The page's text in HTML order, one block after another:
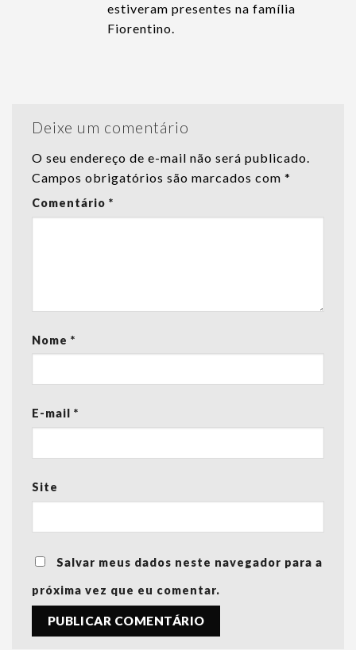
estiveram presentes na família
Fiorentino.
Deixe um comentário
O seu endereço de e-mail não será publicado.
Campos obrigatórios são marcados com *
Comentário *
Nome *
E-mail *
Site
Salvar meus dados neste navegador para a
próxima vez que eu comentar.